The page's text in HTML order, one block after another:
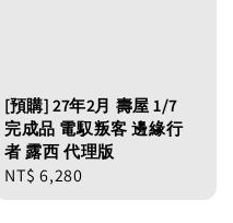
[預購] 27年2月 壽屋 1/7
完成品 電馭叛客 邊緣行
者 露西 代理版
Regular
NT$ 6,280